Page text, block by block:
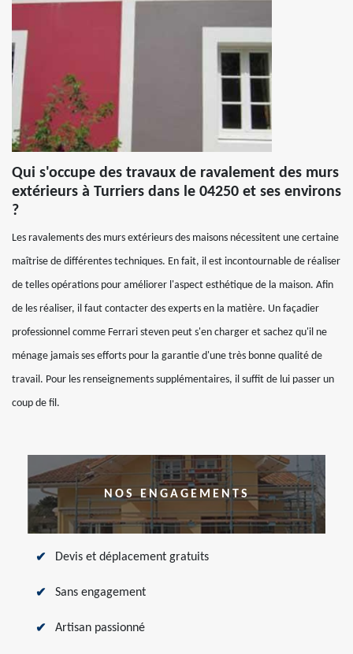
Qui s'occupe des travaux de ravalement des murs
extérieurs à Turriers dans le 04250 et ses environs
?
Les ravalements des murs extérieurs des maisons nécessitent une certaine
maîtrise de différentes techniques. En fait, il est incontournable de réaliser
de telles opérations pour améliorer l'aspect esthétique de la maison. Afin
de les réaliser, il faut contacter des experts en la matière. Un façadier
professionnel comme Ferrari steven peut s'en charger et sachez qu'il ne
ménage jamais ses efforts pour la garantie d'une très bonne qualité de
travail. Pour les renseignements supplémentaires, il suffit de lui passer un
coup de fil.
NOS ENGAGEMENTS
Devis et déplacement gratuits
Sans engagement
Artisan passionné